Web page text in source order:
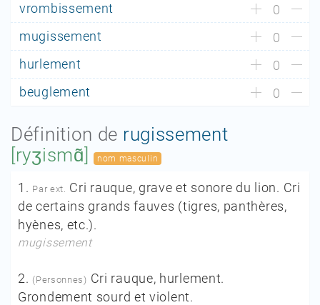
vrombissement
0
mugissement
0
hurlement
0
beuglement
0
Définition de rugissement
[ryʒismɑ̃]
nom masculin
1. Par ext.
Cri rauque, grave et sonore du lion. Cri
de certains grands fauves (tigres, panthères,
hyènes, etc.).
mugissement
2. (Personnes) Cri rauque, hurlement.
Grondement sourd et violent.